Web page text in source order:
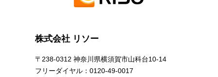
株式会社 リソー
〒238-0312 神奈川県横須賀市山科台10-14
フリーダイヤル： 0120-49-0017